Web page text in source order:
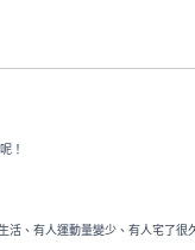
！
活、有人運動量變少、有人宅了很